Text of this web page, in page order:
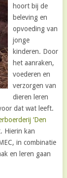
hoort bij de
beleving en
opvoeding van
jonge
kinderen. Door
het aanraken,
voederen en
verzorgen van
dieren leren
dat wat leeft.
‘Den
Hierin kan
in combinatie
en leren gaan